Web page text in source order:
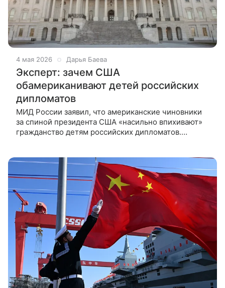
4 мая 2026 Дарья Баева
Эксперт: зачем США
обамериканивают детей российских
дипломатов
МИД России заявил, что американские чиновники
за спиной президента США «насильно впихивают»
гражданство детям российских дипломатов.